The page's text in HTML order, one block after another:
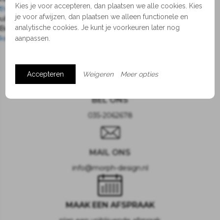
thema’ssamengesteld. Deze 6 thema’s kunnen gecombineerd en
uitgediept worden en zijn enkel een eerste stap in de juiste richting.
Benieuwd geworden? Maak een vrijblijvende afspraak voor een
kennismakingsgesprek!
BEL ONS
035-2062678
MAIL ONS
info@morph-design.nl
MAAK EEN AFSPRAAK
Kies je voor accepteren, dan plaatsen we alle cookies. Kies
je voor afwijzen, dan plaatsen we alleen functionele en
analytische cookies. Je kunt je voorkeuren later nog
aanpassen.
Accepteren Weigeren Meer opties